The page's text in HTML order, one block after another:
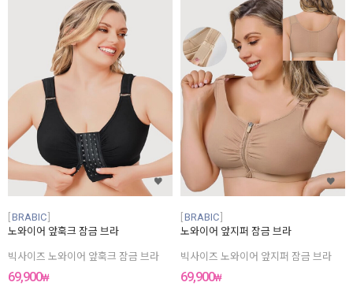
46F(105G)
46G(105H)
46H(105I)
46I(105J)
48A(110B)
48B(110C)
48C(110D)
48D(110E)
48E(110F)
48F(110G)
48G(110H)
48H(110I)
50A(115B)
50B(115C)
50C(115D)
50E(115F)
BRABIC
노와이어 앞훅크 잠금 브라
빅사이즈 노와이어 앞훅크 잠금 브라
69,900₩
BRABIC
노와이어 앞지퍼 잠금 브라
빅사이즈 노와이어 앞지퍼 잠금 브라
69,900₩